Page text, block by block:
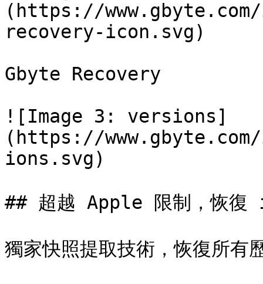
(https://
recovery-icon.svg)
Gbyte Recovery
![Image 3: versions]
(https://www.gbyte.com/
ions.svg)
## 超越 Apple 限制，恢
獨家快照提取技術，恢復所